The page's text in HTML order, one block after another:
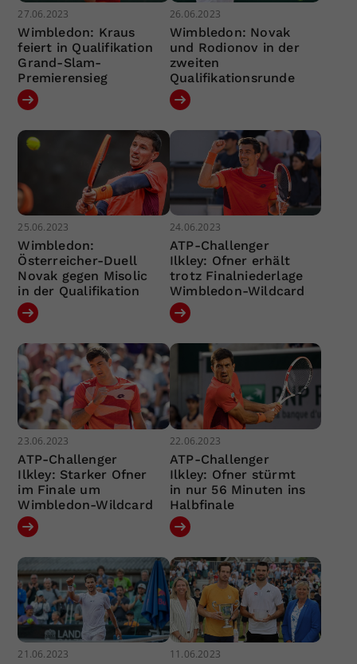
27.06.2023
Wimbledon: Kraus
feiert in Qualifikation
Grand-Slam-
Premierensieg
26.06.2023
Wimbledon: Novak
und Rodionov in der
zweiten
Qualifikationsrunde
25.06.2023
Wimbledon:
Österreicher-Duell
Novak gegen Misolic
in der Qualifikation
24.06.2023
ATP-Challenger
Ilkley: Ofner erhält
trotz Finalniederlage
Wimbledon-Wildcard
23.06.2023
ATP-Challenger
Ilkley: Starker Ofner
im Finale um
Wimbledon-Wildcard
22.06.2023
ATP-Challenger
Ilkley: Ofner stürmt
in nur 56 Minuten ins
Halbfinale
21.06.2023 11.06.2023